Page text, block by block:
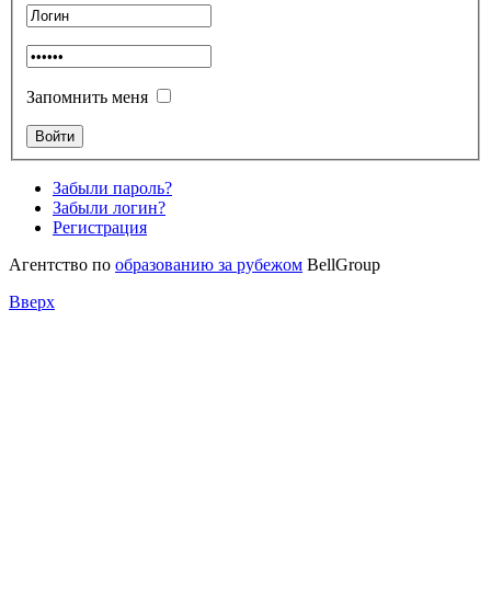
Запомнить меня
Забыли пароль?
Забыли логин?
Регистрация
Агентство по образованию за рубежом BellGroup
Вверх